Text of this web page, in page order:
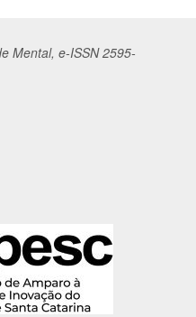
Mental, e-ISSN 2595-